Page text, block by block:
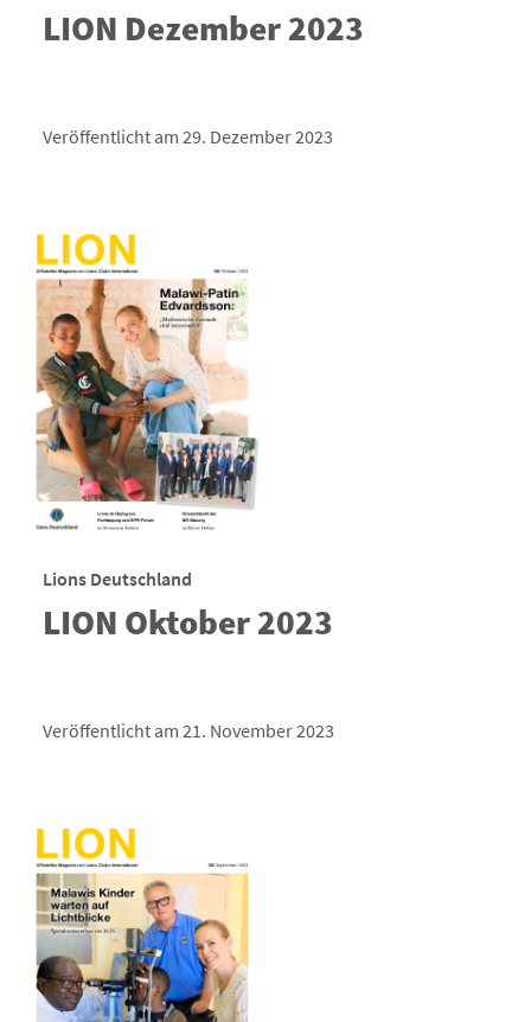
LION Dezember 2023
Veröffentlicht am 29. Dezember 2023
Lions Deutschland
LION Oktober 2023
Veröffentlicht am 21. November 2023